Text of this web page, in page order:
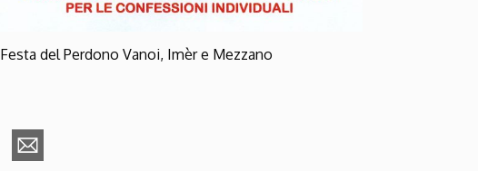
Festa del Perdono Vanoi, Imèr e Mezzano